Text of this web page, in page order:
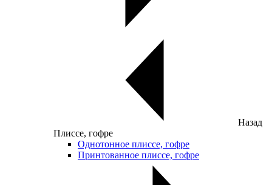
Назад
Плиссе, гофре
Однотонное плиссе, гофре
Принтованное плиссе, гофре